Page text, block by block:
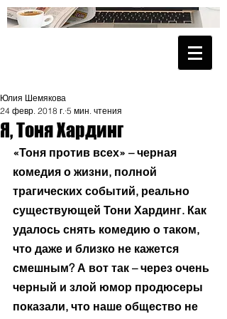
Я, Тоня Хардинг
Юлия Шемякова
24 февр. 2018 г. 5 мин. чтения
«Тоня против всех» – черная
комедия о жизни, полной
трагических событий, реально
существующей Тони Хардинг. Как
удалось снять комедию о таком,
что даже и близко не кажется
смешным? А вот так – через очень
черный и злой юмор продюсеры
показали, что наше общество не